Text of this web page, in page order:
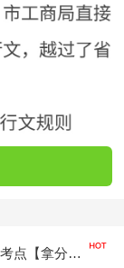
点【拿分必